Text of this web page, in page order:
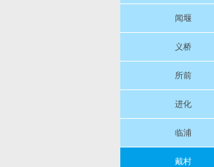
闻堰
义桥
所前
进化
临浦
戴村